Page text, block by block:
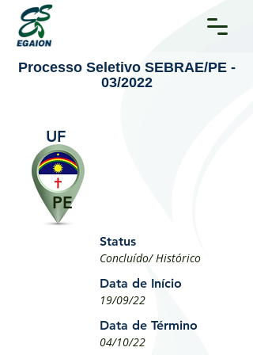
Processo Seletivo SEBRAE/PE -
03/2022
UF
PE
Status
Concluído/ Histórico
Data de Início
19/09/22
Data de Término
04/10/22